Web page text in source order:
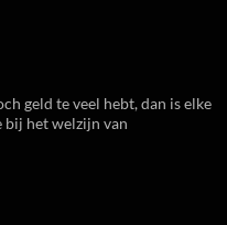
geld te veel hebt, dan is elke
bij het welzijn van